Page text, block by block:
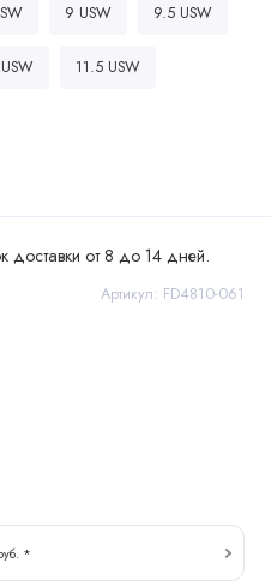
доставки от 8 до 14 дней.
Артикул: FD4810-061
*
9 USW 9.5 USW
11.5 USW